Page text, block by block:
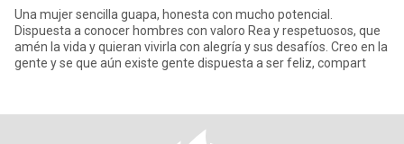
Una mujer sencilla guapa, honesta con mucho potencial.
Dispuesta a conocer hombres con valoro Rea y respetuosos, que
amén la vida y quieran vivirla con alegría y sus desafíos. Creo en la
gente y se que aún existe gente dispuesta a ser feliz, compart